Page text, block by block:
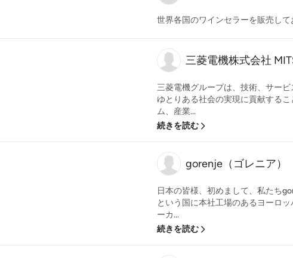
世界各国のワインセラーを販売して
三菱電機株式会社
三菱電機グループは、技術、サー
ゆとりある社会の実現に貢献する
ム、産業...
続きを読む
gorenje（ゴレニア）
日本の皆様、初めまして、私たち
という国に本社工場のあるヨーロ
ーカ...
続きを読む